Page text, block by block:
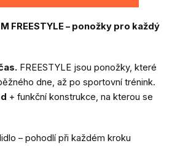
FREESTYLE – ponožky pro každý
FREESTYLE jsou ponožky, které
dne, až po sportovní trénink.
+ funkční konstrukce, na kterou se
– pohodlí při každém kroku